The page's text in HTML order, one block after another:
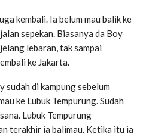
kembali. Ia belum mau balik ke
sepekan. Biasanya da Boy
lebaran, tak sampai
ke Jakarta.
sudah di kampung sebelum
ke Lubuk Tempurung. Sudah
Lubuk Tempurung
terakhir ia balimau. Ketika itu ia